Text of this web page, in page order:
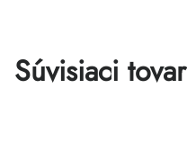
Súvisiaci tovar